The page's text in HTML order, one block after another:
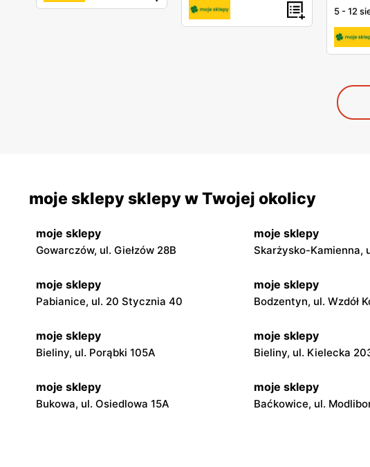
5 -12
moje sklepy sklepy w Twojej okolicy
moje sklepy
Gowarczów, ul. Giełzów 28B
moje sklepy
Skarżysko-Kamienna,
moje sklepy
Pabianice, ul. 20 Stycznia 40
moje sklepy
Bodzentyn, ul. Wzdół
moje sklepy
Bieliny, ul. Porąbki 105A
moje sklepy
Bieliny, ul. Kielecka
moje sklepy
Bukowa, ul. Osiedlowa 15A
moje sklepy
Baćkowice, ul.